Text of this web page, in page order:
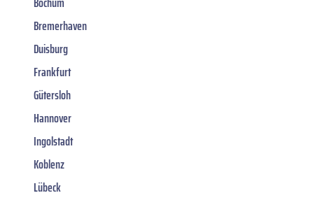
Bremerhaven
Duisburg
Frankfurt
Gütersloh
Hannover
Ingolstadt
Koblenz
Lübeck